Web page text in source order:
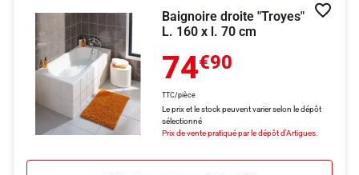
Baignoire droite "Troyes"
L. 160 x l. 70 cm
74€90
TTC/pièce
Le prix et le stock peuvent varier selon le dépôt
sélectionné
Prix de vente pratiqué par le dépôt d'Artigues.